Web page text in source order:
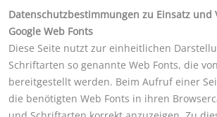
Datenschutzbestimmungen zu Einsatz und
Google Web Fonts
Diese Seite nutzt zur einheitlichen
Schriftarten so genannte Web Fonts, die
bereitgestellt werden. Beim Aufruf einer
die benötigten Web Fonts in ihren